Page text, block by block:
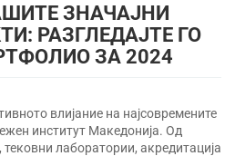
ЗНАЧАЈНИ
РАЗГЛЕДАЈТЕ ГО
ЗА 2024
влијание на најсовремените
институт Македонија. Од
лаборатории, акредитација